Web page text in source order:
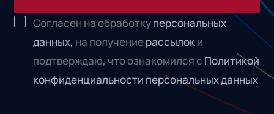
Согласен на обработкуперсональных
данных, на получениерассылоки
подтверждаю, что ознакомился с Политикой
конфиденциальности персональных данных